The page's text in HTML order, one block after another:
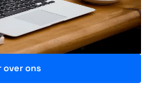
over ons